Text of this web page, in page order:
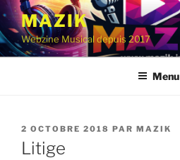
Aller
contenu
principal
MAZIK
Webzine Musical depuis 2017
Menu
PUBLIÉ
LE
2 OCTOBRE 2018 PAR MAZIK
Litige